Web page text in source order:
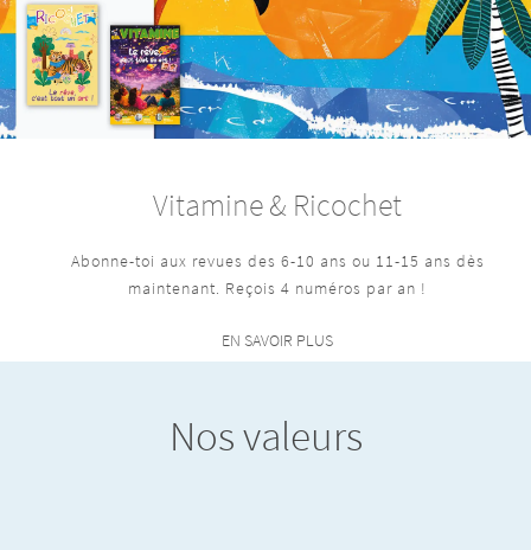
Vitamine & Ricochet
Abonne-toi aux revues des 6-10 ans ou 11-15 ans dès
maintenant. Reçois 4 numéros par an !
EN SAVOIR PLUS
Nos valeurs